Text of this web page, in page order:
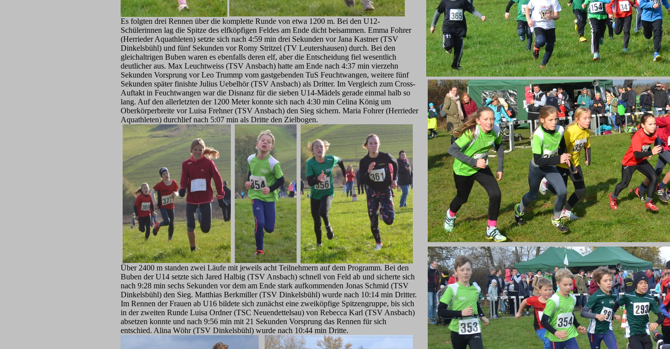
Es folgten drei Rennen über die komplette Runde von etwa 1200 m. Bei den U12-
Schülerinnen lag die Spitze des elfköpfigen Feldes am Ende dicht beisammen. Emma Fohrer
(Herrieder Aquathleten) setzte sich nach 4:59 min drei Sekunden vor Jana Kastner (TSV
Dinkelsbühl) und fünf Sekunden vor Romy Stritzel (TV Leutershausen) durch. Bei den
gleichaltrigen Buben waren es ebenfalls deren elf, aber die Entscheidung fiel wesentlich
deutlicher aus. Max Leuchtweiss (TSV Ansbach) hatte am Ende nach 4:37 min vierzehn
Sekunden Vorsprung vor Leo Trummp vom gastgebenden TuS Feuchtwangen, weitere fünf
Sekunden später finishte Julius Uebelhör (TSV Ansbach) als Dritter. Im Vergleich zum Cross-
Auftakt in Feuchtwangen war die Disnanz für die sieben U14-Mädels gerade einmal halb so
lang. Auf den allerletzten der 1200 Meter konnte sich nach 4:30 min Celina König um
Oberkörperbreite vor Luisa Frehner (TSV Ansbach) den Sieg sichern. Maria Fohrer (Herrieder
Aquathleten) durchlief nach 5:07 min als Dritte den Zielbogen.
Über 2400 m standen zwei Läufe mit jeweils acht Teilnehmern auf dem Programm. Bei den
Buben der U14 setzte sich Jared Halbig (TSV Ansbach) schnell von Feld ab und sicherte sich
nach 9:28 min sechs Sekunden vor dem am Ende stark aufkommenden Jonas Schmid (TSV
Dinkelsbühl) den Sieg. Matthias Berkmiller (TSV Dinkelsbühl) wurde nach 10:14 min Dritter.
Im Rennen der Frauen ab U16 bildete sich zunächst eine zweiköpfige Spitzengruppe, bis sich
in der zweiten Runde Luisa Ordner (TSC Neuendettelsau) von Rebecca Karl (TSV Ansbach)
absetzen konnte und nach 9:56 min mit 21 Sekunden Vorsprung das Rennen für sich
entschied. Alina Wöhr (TSV Dinkelsbühl) wurde nach 10:44 min Dritte.